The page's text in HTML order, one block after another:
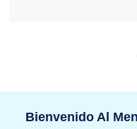
Bienvenido Al